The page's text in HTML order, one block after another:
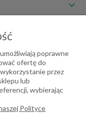
poprawne
ofertę do
przez
lub
wybierając
Polityce